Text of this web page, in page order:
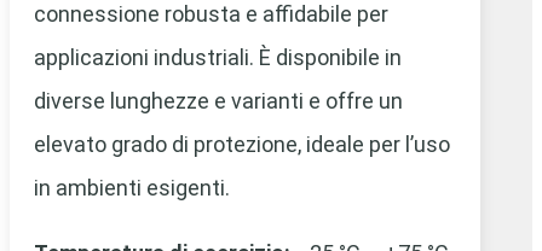
connessione robusta e affidabile per
applicazioni industriali. È disponibile in
diverse lunghezze e varianti e offre un
elevato grado di protezione, ideale per l’uso
in ambienti esigenti.